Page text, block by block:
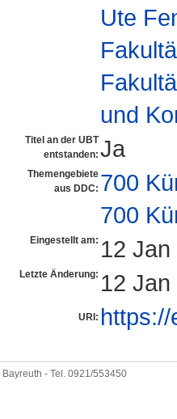
Ute
und
Titel an der UBT
entstanden: Ja
Themengebiete
aus DDC: 700
700
Eingestellt am: 12
Letzte Änderung: 12
URI:
- Tel. 0921/553450